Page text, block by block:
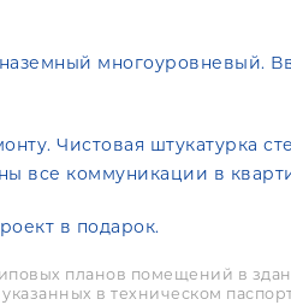
многоуровневый.
Чистовая штукатурка
все коммуникации в
в подарок.
планов помещений в
в техническом